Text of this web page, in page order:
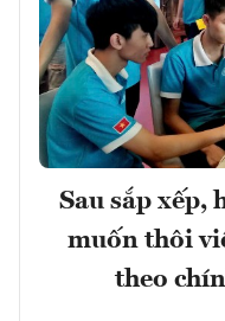
Sau sắp xếp,
muốn thôi
theo